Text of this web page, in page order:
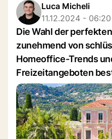
Luca Micheli
11.12.2024 - 06:20
Die Wahl der
zunehmend von
Homeoffice-Trends
Freizeitangeboten